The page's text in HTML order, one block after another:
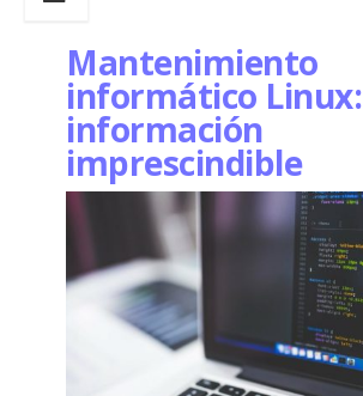
Mantenimiento
informático Linux:
información
imprescindible